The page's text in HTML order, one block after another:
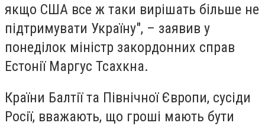
якщо США все ж таки вирішать більше не
підтримувати Україну", – заявив у
понеділок міністр закордонних справ
Естонії Маргус Тсахкна.
Країни Балтії та Північної Європи, сусіди
Росії, вважають, що гроші мають бути